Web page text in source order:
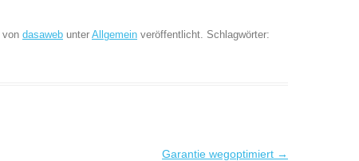
von dasaweb unter Allgemein veröffentlicht. Schlagwörter:
Garantie wegoptimiert →